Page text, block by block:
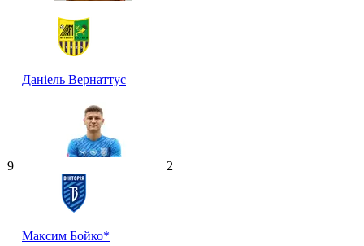
Даніель Вернаттус
9
Максим Бойко*
2